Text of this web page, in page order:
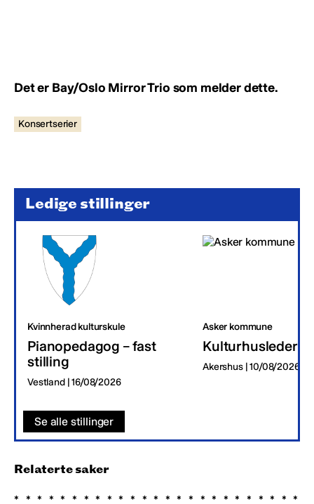
Det er Bay/Oslo Mirror Trio som melder dette.
Konsertserier
Ledige stillinger
Kvinnherad kulturskule
Pianopedagog – fast
stilling
Vestland | 16/08/2026
Asker kommune
Kulturhusleder
Akershus | 10/08/2026
Se alle stillinger
Relaterte saker